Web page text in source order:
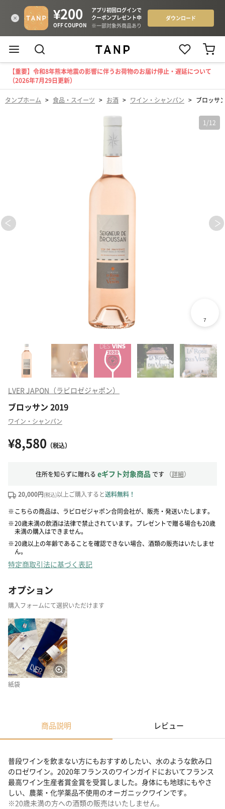
【重要】令和8年熊本地震の影響に伴うお荷物のお届け停止・遅延について
（2026年7月29日更新）
タンプホーム > 食品・スイーツ > お酒 > ワイン・シャンパン > ブロッサ
1 /12
LVER JAPON（ラビロゼジャポン）
ブロッサン 2019
ワイン・シャンパン
¥8,580 （税込）
住所を知らずに贈れる eギフト対象商品 です （詳細）
20,000円(税込)以上ご購入すると送料無料！
※ こちらの商品は、ラビロゼジャポン合同会社が、販売・発送いたします。
※20歳未満の飲酒は法律で禁止されています。プレゼントで贈る場合も20歳
未満の購入はできません。
※20歳以上の年齢であることを確認できない場合、酒類の販売はいたしませ
ん。
特定商取引法に基づく表記
オプション
購入フォームにて選択いただけます
紙袋
商品説明 レビュー
普段ワインを飲まない方にもおすすめしたい、水のような飲み口
のロゼワイン。2020年フランスのワインガイドにおいてフランス
最高ワイン生産者賞金賞を受賞しました。身体にも地球にもやさ
しい、農薬・化学薬品不使用のオーガニックワインです。
※20歳未満の方への酒類の販売はいたしません。